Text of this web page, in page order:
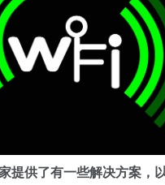
提供了有一些解决方案，